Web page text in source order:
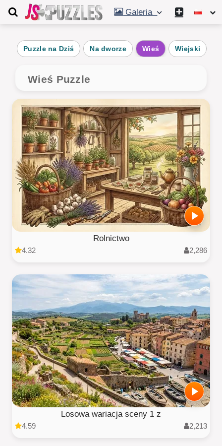
Galeria
Puzzle na Dziś Na dworze Wieś Wiejski
Wieś Puzzle
Rolnictwo
4.32 2,286
Losowa wariacja sceny 1 z
4.59 2,213